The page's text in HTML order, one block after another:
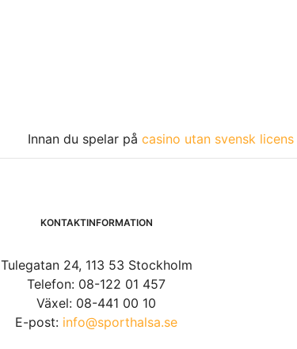
Innan du spelar på casino utan svensk licens
KONTAKTINFORMATION
Tulegatan 24, 113 53 Stockholm
Telefon: 08-122 01 457
Växel: 08-441 00 10
E-post: info@sporthalsa.se